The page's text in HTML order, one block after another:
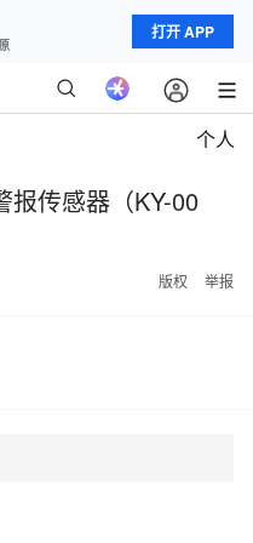
打开 APP
个人
报传感器（KY-00
版权 举报